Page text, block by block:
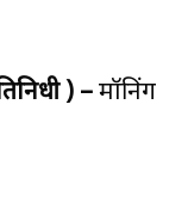
) –मॉनिंग